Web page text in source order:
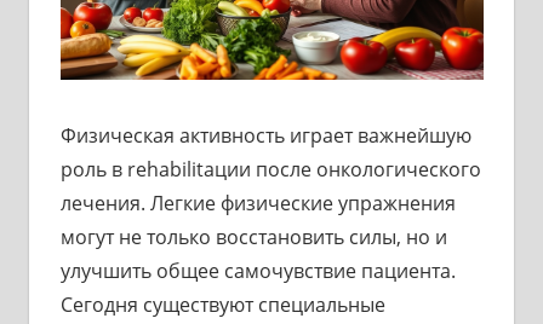
Физическая активность играет важнейшую
роль в rehabilitaции после онкологического
лечения. Легкие физические упражнения
могут не только восстановить силы, но и
улучшить общее самочувствие пациента.
Сегодня существуют специальные